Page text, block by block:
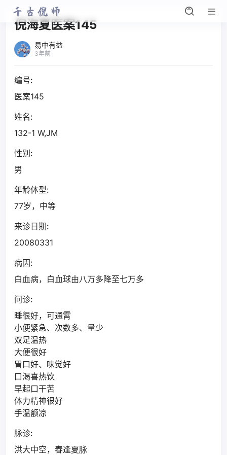
倪海夏医案145
易中有益
3年前
编号:
医案145
姓名:
132-1 W,JM
性别:
男
年龄体型:
77岁，中等
来诊日期:
20080331
病因:
白血病，白血球由八万多降至七万多
问诊:
睡很好，可通霄
小便紧急、次数多、量少
双足温热
大便很好
胃口好、味觉好
口渴喜热饮
早起口干苦
体力精神很好
手温额凉
脉诊:
洪大中空，春逢夏脉